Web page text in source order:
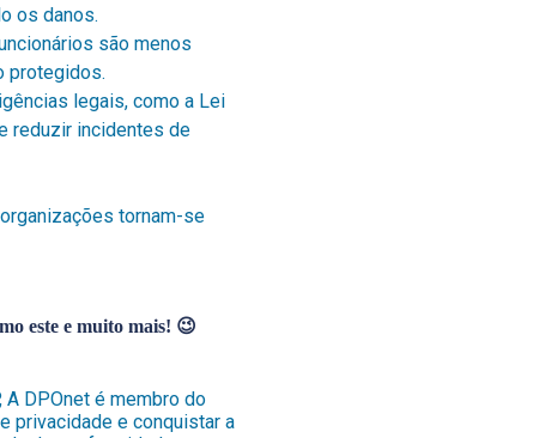
os danos.
são menos
protegidos.
legais, como a Lei
reduzir incidentes de
tornam-se
este e muito mais! 😉
A DPOnet é membro do
privacidade e conquistar a